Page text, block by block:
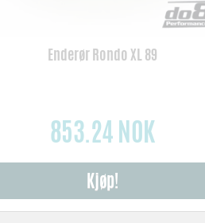
Enderør Rondo XL 89
853.24 NOK
Kjøp!